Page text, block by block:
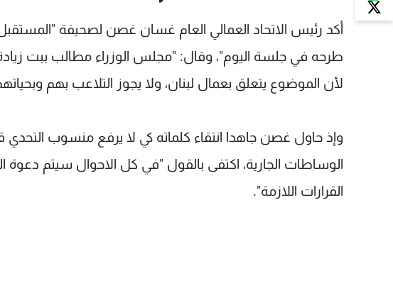
أكد رئيس الاتحاد العمالي العام غسان غصن لصحيفة
طرحه في جلسة اليوم"، وقال: "مجلس الوزراء مطالب ببت
لأن الموضوع يتعلق بعمال لبنان، ولا يجوز التلاعب بهم
وإذ حاول غصن جاهدا انتقاء كلماته كي لا يرفع منسوب
الوساطات الجارية، اكتفى بالقول "في كل الاحوال سيتم دعوة
القرارات اللازمة".